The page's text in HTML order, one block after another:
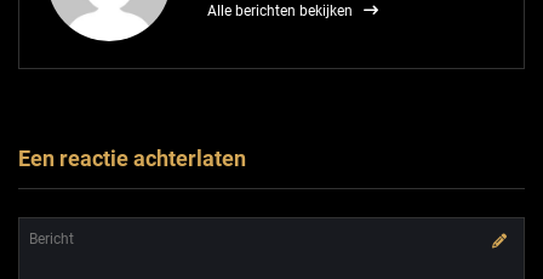
Alle berichten bekijken
Een reactie achterlaten